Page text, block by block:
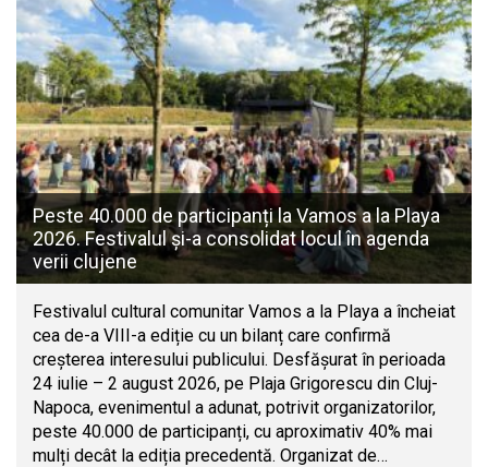
Peste 40.000 de participanți la Vamos a la Playa
2026. Festivalul și-a consolidat locul în agenda
verii clujene
Festivalul cultural comunitar Vamos a la Playa a încheiat
cea de-a VIII-a ediție cu un bilanț care confirmă
creșterea interesului publicului. Desfășurat în perioada
24 iulie – 2 august 2026, pe Plaja Grigorescu din Cluj-
Napoca, evenimentul a adunat, potrivit organizatorilor,
peste 40.000 de participanți, cu aproximativ 40% mai
mulți decât la ediția precedentă. Organizat de…